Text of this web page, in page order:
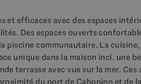
et efficaces avec des espaces
Des espaces ouverts
piscine communautaire. La
unique dans la maison incl. une
terrasse avec vue sur la mer.
du port de Cabopino et de